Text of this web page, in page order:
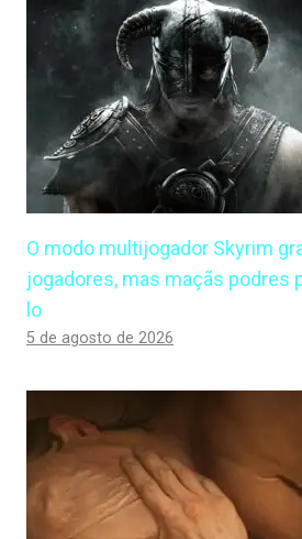
O modo multijogador Skyrim
jogadores, mas maçãs podres
lo
5 de agosto de 2026